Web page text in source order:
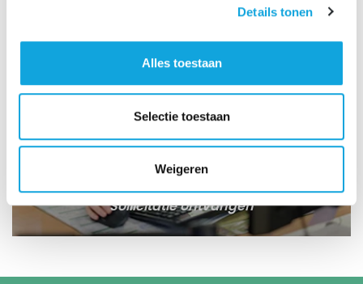
Details tonen
Alles toestaan
Selectie toestaan
Weigeren
STAP 1
Sollicitatie ontvangen